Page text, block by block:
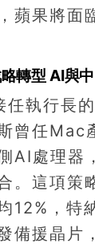
蘋果將面
轉型 AI與
任執行長
曾任
AI處理器
。這項
12%，特
備援晶片